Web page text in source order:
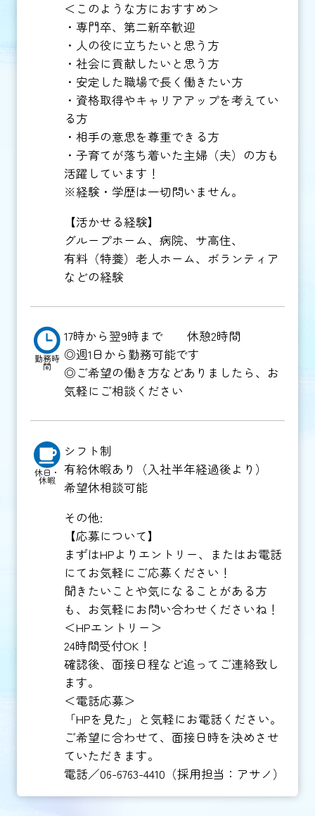
＜このような方におすすめ＞
・専門卒、第二新卒歓迎
・人の役に立ちたいと思う方
・社会に貢献したいと思う方
・安定した職場で長く働きたい方
・資格取得やキャリアアップを考えてい
る方
・相手の意思を尊重できる方
・子育てが落ち着いた主婦（夫）の方も
活躍しています！
※経験・学歴は一切問いません。
【活かせる経験】
グループホーム、病院、サ高住、
有料（特養）老人ホーム、ボランティア
などの経験
勤務時
間
17時から翌9時まで 休憩2時間
◎週1日から勤務可能です
◎ご希望の働き方などありましたら、お
気軽にご相談ください
休日・
休暇
シフト制
有給休暇あり（入社半年経過後より）
希望休相談可能
その他:
【応募について】
まずはHPよりエントリー、またはお電話
にてお気軽にご応募ください！
聞きたいことや気になることがある方
も、お気軽にお問い合わせくださいね！
＜HPエントリー＞
24時間受付OK！
確認後、面接日程など追ってご連絡致し
ます。
＜電話応募＞
「HPを見た」と気軽にお電話ください。
ご希望に合わせて、面接日時を決めさせ
ていただきます。
電話／06-6763-4410（採用担当：アサノ）